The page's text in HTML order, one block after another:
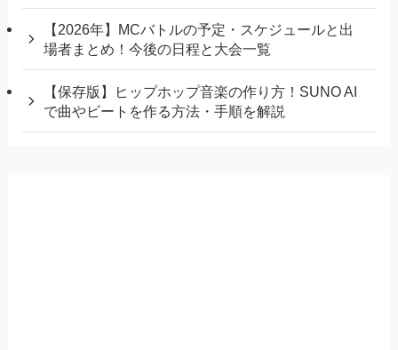
【2026年】MCバトルの予定・スケジュールと出
場者まとめ！今後の日程と大会一覧
【保存版】ヒップホップ音楽の作り方！SUNO AI
で曲やビートを作る方法・手順を解説